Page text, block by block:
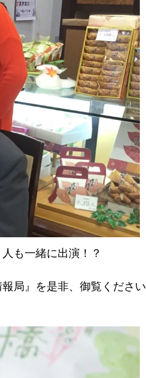
も一緒に出演！？
局』を是非、御覧ください